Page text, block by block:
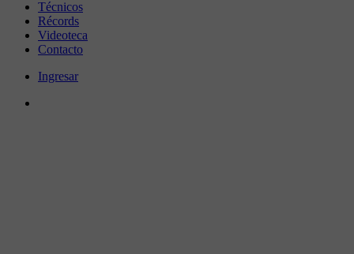
Técnicos
Récords
Videoteca
Contacto
Ingresar